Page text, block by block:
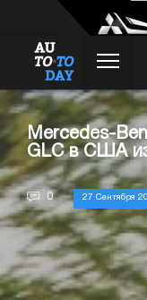
Mercedes-
GLC в США
0 27 Сентября